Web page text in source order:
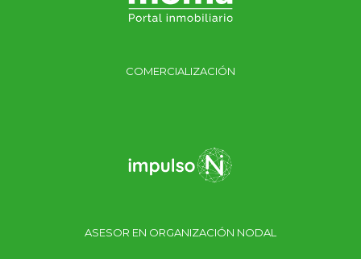
COMERCIALIZACIÓN
ASESOR EN ORGANIZACIÓN NODAL